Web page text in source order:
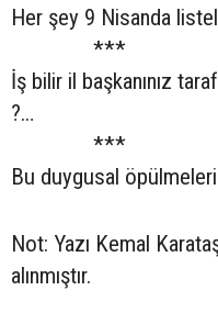
Her şey 9 Nisanda
***
İş bilir il başkanınız
?…
***
Bu duygusal öpülmeleri
Not: Yazı Kemal
alınmıştır.